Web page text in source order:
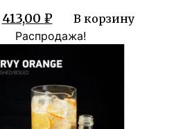
Первоначальная
цена
750,00 ₽.
413,00 ₽Текущая
цена:
В корзину
Распродажа!